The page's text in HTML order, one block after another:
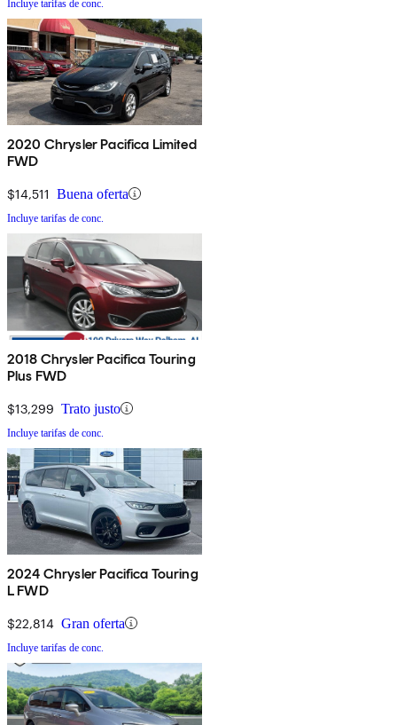
Incluye tarifas de conc.
2020 Chrysler Pacifica Limited
FWD
$14,511 Buena oferta
Incluye tarifas de conc.
2018 Chrysler Pacifica Touring
Plus FWD
$13,299 Trato justo
Incluye tarifas de conc.
2024 Chrysler Pacifica Touring
L FWD
$22,814 Gran oferta
Incluye tarifas de conc.